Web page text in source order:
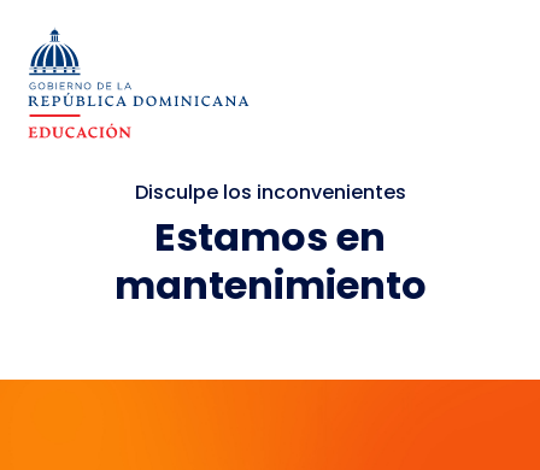
Disculpe los inconvenientes
Estamos en
mantenimiento